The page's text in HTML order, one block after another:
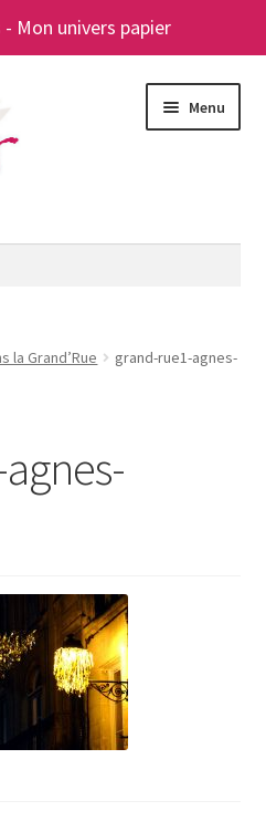
Mon univers papier
Menu
le
la Grand’Rue
grand-rue1-agnes-